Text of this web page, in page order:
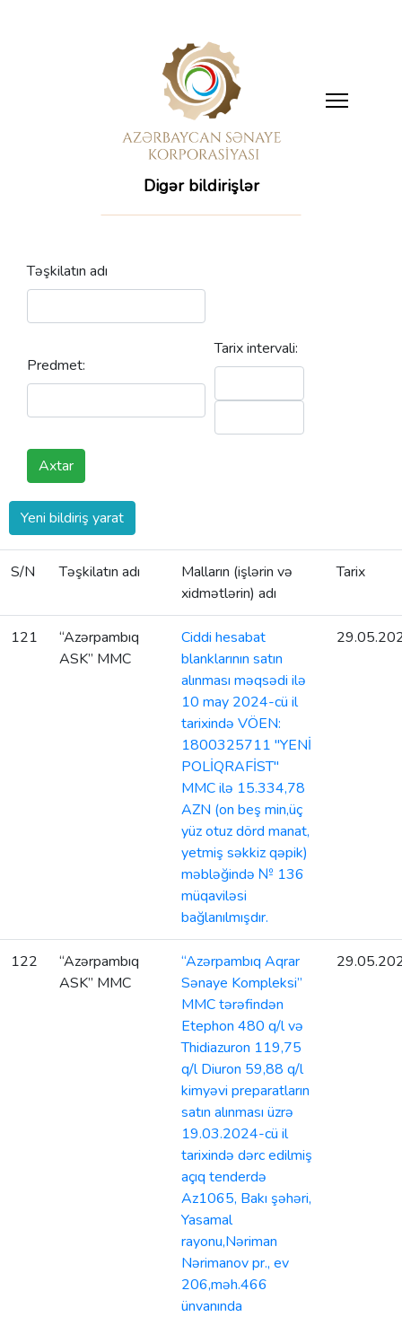
Digər bildirişlər
Təşkilatın adı
Predmet:
Tarix intervali:
Axtar
Yeni bildiriş yarat
S/N Təşkilatın adı
Malların (işlərin və
xidmətlərin) adı
Tarix
121
“Azərpambıq
ASK” MMC
Ciddi hesabat
blanklarının satın
alınması məqsədi ilə
10 may 2024-cü il
tarixində VÖEN:
1800325711 "YENİ
POLİQRAFİST"
MMC ilə 15.334,78
AZN (on beş min,üç
yüz otuz dörd manat,
yetmiş səkkiz qəpik)
məbləğində № 136
müqaviləsi
bağlanılmışdır.
122
“Azərpambıq
ASK” MMC
“Azərpambıq Aqrar
Sənaye Kompleksi”
MMC tərəfindən
Etephon 480 q/l və
Thidiazuron 119,75
q/l Diuron 59,88 q/l
kimyəvi preparatların
satın alınması üzrə
19.03.2024-cü il
tarixində dərc edilmiş
açıq tenderdə
Az1065, Bakı şəhəri,
Yasamal
rayonu,Nəriman
Nərimanov pr., ev
206,məh.466
ünvanında